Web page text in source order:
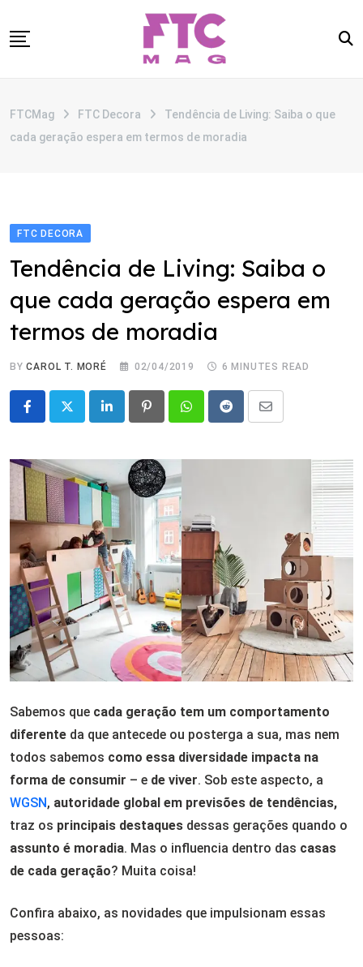
to
CATEGORIAS
FTCMag FTC Decora
Tendência de Living: Saiba o que
cada geração espera em termos de moradia
FTC DECORA
Tendência de Living: Saiba o
que cada geração espera em
termos de moradia
BYCAROL T. MORÉ 02/04/2019 6 MINUTES READ
LinkedIn PinterestWhatsappRedditShare
Email
Sabemos que cada geração tem um comportamento
diferente da que antecede ou posterga a sua, mas nem
todos sabemos como essa diversidade impacta na
forma de consumir – e de viver. Sob este aspecto, a
WGSN, autoridade global em previsões de tendências,
traz os principais destaques dessas gerações quando o
assunto é moradia. Mas o influencia dentro das casas
de cada geração? Muita coisa!
Confira abaixo, as novidades que impulsionam essas
pessoas: